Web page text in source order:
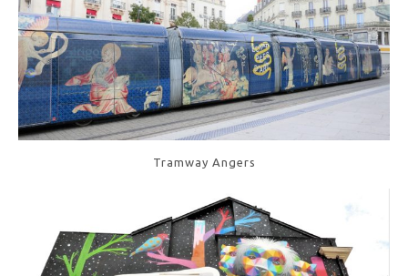
Tramway Angers